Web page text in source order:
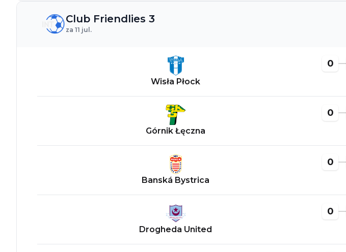
Club Friendlies 3
za 11 jul.
Wisła Płock
0
Górnik Łęczna
0
Banská Bystrica
0
Drogheda United
0